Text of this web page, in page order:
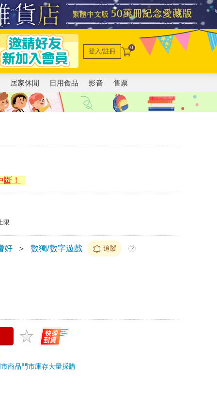
登入/註冊 0
居家休閒 日用食品 影音 售票
！
限
好 ＞ 數獨/數字遊戲 追蹤 ?
商品門市庫存大量採購